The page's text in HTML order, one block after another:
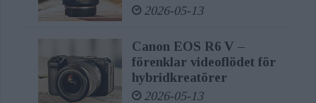
2026-05-13
Canon EOS R6 V –
förenklar videoflödet för
hybridkreatörer
2026-05-13